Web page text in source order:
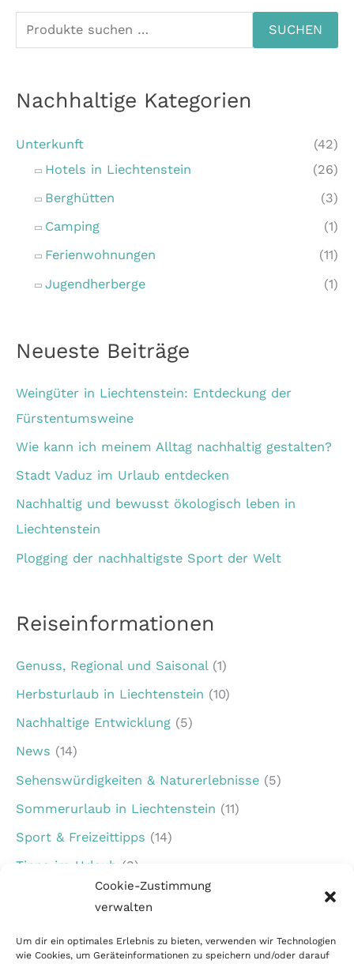
Cookie-Zustimmung
verwalten
Um dir ein optimales Erlebnis zu bieten, verwenden wir Technologien
wie Cookies, um Geräteinformationen zu speichern und/oder darauf
u
h
n
SUCHEN
Nachhaltige Kategorien
Unterkunft
(42)
Hotels in Liechtenstein
(26)
Berghütten
(3)
Camping
(1)
Ferienwohnungen
(11)
Jugendherberge
(1)
Neueste Beiträge
Weingüter in Liechtenstein: Entdeckung der
Fürstentumsweine
Wie kann ich meinem Alltag nachhaltig gestalten?
Stadt Vaduz im Urlaub entdecken
Nachhaltig und bewusst ökologisch leben in
Liechtenstein
Plogging der nachhaltigste Sport der Welt
Reiseinformationen
Genuss, Regional und Saisonal(1)
Herbsturlaub in Liechtenstein (10)
Nachhaltige Entwicklung (5)
News (14)
Sehenswürdigkeiten & Naturerlebnisse (5)
Sommerurlaub in Liechtenstein (11)
Sport & Freizeittipps (14)
Tipps im Urlaub (3)
Urlaub für Familien (7)
Winterurlaub in Liechtenstein (5)